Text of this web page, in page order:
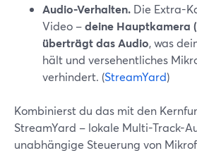
Audio-Verhalten. Die Extra-
Video –deine Hauptkamera
überträgt das Audio, was
hält und versehentliches
verhindert. (StreamYard)
Kombinierst du das mit den
StreamYard – lokale Multi-Track-
unabhängige Steuerung von